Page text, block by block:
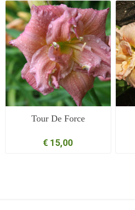
Tour De Force
€ 15,00